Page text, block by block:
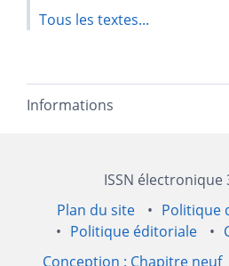
Tous les textes...
Informations
ISSN électronique
Plan du site
Politique
Politique éditoriale
Conception : Chapitre neuf